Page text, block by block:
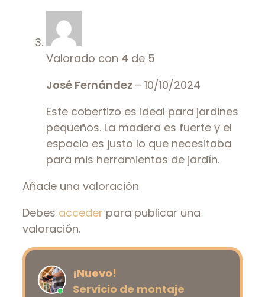
Valorado con 4 de 5
José Fernández – 10/10/2024
Este cobertizo es ideal para jardines
pequeños. La madera es fuerte y el
espacio es justo lo que necesitaba
para mis herramientas de jardín.
Añade una valoración
Debes acceder para publicar una
valoración.
¡Nuevo!
Servicio de montaje